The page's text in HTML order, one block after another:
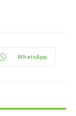
WhatsApp